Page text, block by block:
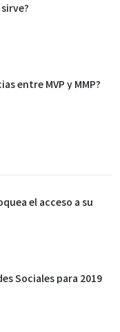
entre MVP y MMP?
el acceso a su
Sociales para 2019